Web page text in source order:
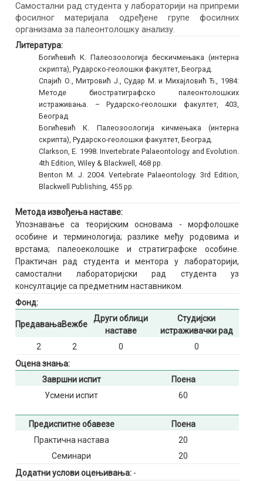
Самостални рад студента у лабораторији на припреми
фосилног материјала одређене групе фосилних
организама за палеонтолошку анализу.
Литература:
Богићевић К. Палеозоологија бескичмењака (интерна
скрипта), Рударско-геолошки факултет, Београд.
Спајић О., Митровић Ј., Судар М. и Михајловић Ђ., 1984:
Методе биостратиграфско палеонтолошких
истраживања. – Рударско-геолошки факултет, 403,
Београд
Богићевић К. Палеозоологија кичмењака (интерна
скрипта), Рударско-геолошки факултет, Београд.
Clarkson, E. 1998. Invertebrate Palaeontology and Evolution.
4th Edition, Wiley & Blackwell, 468 pp.
Benton M. J. 2004. Vertebrate Palaeontology. 3rd Edition,
Blackwell Publishing, 455 pp.
Метода извођења наставе:
Упознавање са теоријским основама - морфолошке
особине и терминологија; разлике међу родовима и
врстама; палеоеколошке и стратиграфске особине.
Практичан рад студента и ментора у лабораторији,
самостални лабораторијски рад студента уз
консултације са предметним наставником.
Фонд:
ПредавањаВежбе
Други облици
наставе
Студијски
истраживачки рад
2
2 0
0
Оцена знања:
Завршни испит
Поена
Усмени испит
60
Предиспитне обавезе
Поена
Практична настава
20
Семинари
20
Додатни услови оцењивања: -